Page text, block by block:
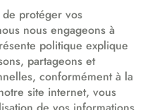
protéger vos
nous engageons à
politique explique
partageons et
conformément à la
site internet, vous